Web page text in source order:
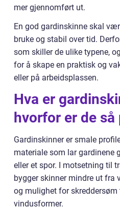
mer gjennomført ut.
En god gardinskinne skal
bruke og stabil over tid.
som skiller de ulike typene,
for å skape en praktisk og
eller på arbeidsplassen.
Hva er
hvorfor er de så
Gardinskinner er smale
materiale som lar gardinene
eller et spor. I motsetning til
bygger skinner mindre ut fra
og mulighet for skreddersøm
vindusformer.